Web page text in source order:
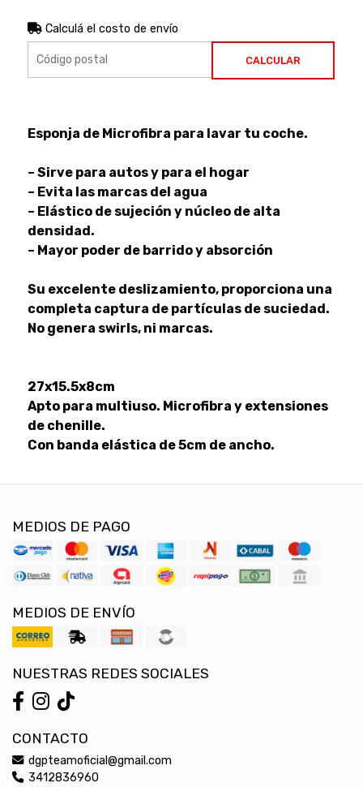
Calculá el costo de envío
CALCULAR
Esponja de Microfibra para lavar tu coche.
– Sirve para autos y para el hogar
– Evita las marcas del agua
– Elástico de sujeción y núcleo de alta
densidad.
– Mayor poder de barrido y absorción
Su excelente deslizamiento, proporciona una
completa captura de partículas de suciedad.
No genera swirls, ni marcas.
27x15.5x8cm
Apto para multiuso. Microfibra y extensiones
de chenille.
Con banda elástica de 5cm de ancho.
MEDIOS DE PAGO
MEDIOS DE ENVÍO
NUESTRAS REDES SOCIALES
CONTACTO
dgpteamoficial@gmail.com
3412836960